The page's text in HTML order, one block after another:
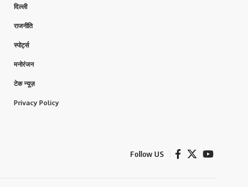
दिल्ली
राजनीति
स्पोर्ट्स
मनोरंजन
टेक न्यूज़
Privacy Policy
Follow US